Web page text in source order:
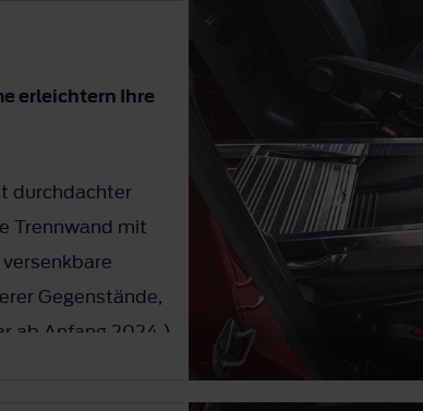
erleichtern Ihre
durchdachter
Trennwand mit
Gegenstände,
ab Anfang 2024.)
darüber